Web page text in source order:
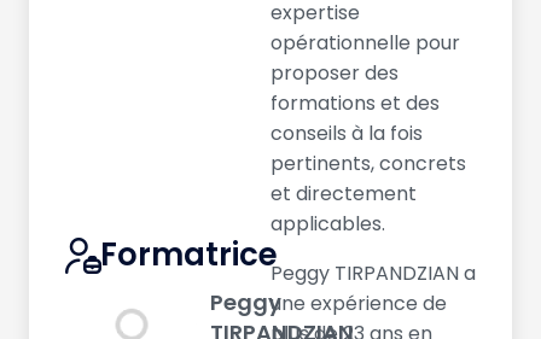
expertise
opérationnelle pour
proposer des
formations et des
conseils à la fois
pertinents, concrets
et directement
applicables.
Formatrice
Peggy
TIRPANDZIAN
Peggy TIRPANDZIAN a
une expérience de